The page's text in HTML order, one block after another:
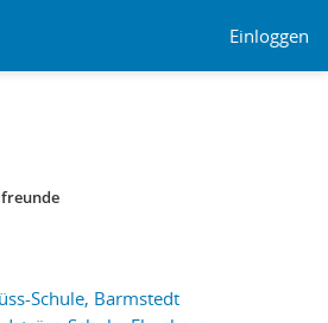
Einloggen
Schule, Barmstedt